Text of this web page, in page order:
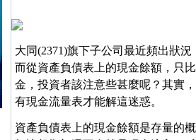
大同(2371)旗下子公司最近頻出狀
而從資產負債表上的現金餘額，只
金，投資者該注意些甚麼呢？其實
有現金流量表才能解這迷惑。
資產負債表上的現金餘額是存量的